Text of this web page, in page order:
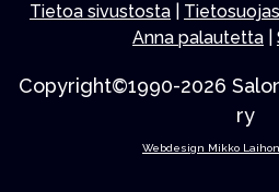
Tietoa sivustosta
Anna palautetta
Copyright©1990-2026
ry
Webdesign Mikko